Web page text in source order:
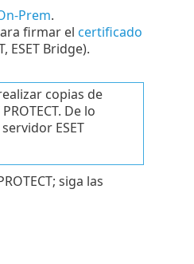
Prem.
firmar el certificado
ESET Bridge).
copias de
De lo
ESET
siga las